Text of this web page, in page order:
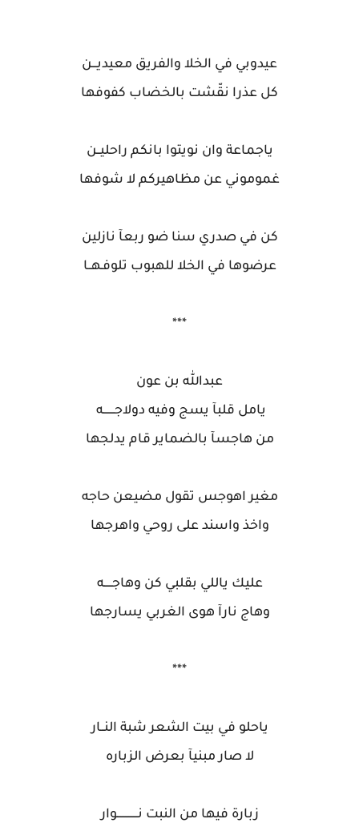
عيدوبي في الخلا والفريق معيديـــن
كل عذرا نقّشت بالخضاب كفوفها
ياجماعة وان نويتوا بانكم راحليــن
غموموني عن مظاهيركم لا شوفها
كن في صدري سنا ضو ربعآ نازلين
عرضوها في الخلا للهبوب تلوفـهــا
***
عبدالله بن عون
يامل قلبآ يسج وفيه دولاجـــــــه
من هاجسآ بالضماير قام يدلجها
مغير اهوجس تقول مضيعن حاجه
واخذ واسند على روحي واهرجها
عليك ياللي بقلبي كن وهاجـــــه
وهاج نارآ هوى الغربي يسارجها
***
ياحلو في بيت الشعر شبة النــار
لا صار مبنيآ بعرض الزباره
زبارة فيها من النبت نـــــــــــــوار